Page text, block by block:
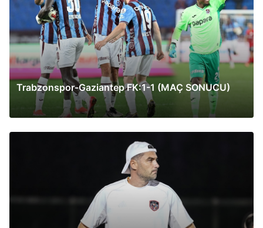
Trabzonspor-Gaziantep FK:1-1 (MAÇ SONUCU)